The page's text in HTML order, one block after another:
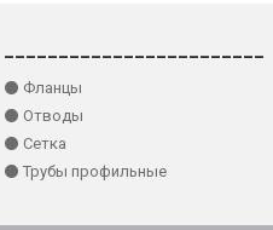
⚫ Фланцы
⚫ Отводы
⚫ Сетка
⚫ Трубы профильные